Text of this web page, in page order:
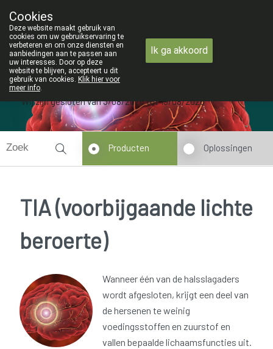
09 228 32 36
Wij zijn gesloten van 3/08/2026 tot 19/08/2026
Producten Oplossingen
TIA (voorbijgaande lichte
beroerte)
Wanneer één van de halsslagaders
wordt afgesloten, krijgt een deel van
de hersenen te weinig
voedingsstoffen en zuurstof en
vallen bepaalde lichaamsfuncties uit.
Cookies
Deze website maakt gebruik van
cookies om uw gebruikservaring te
verbeteren en om onze diensten en
aanbiedingen aan te passen aan
uw interesses. Door op deze
website te blijven, accepteert u dit
gebruik van cookies. Klik hier voor
meer info.
Ik ga akkoord